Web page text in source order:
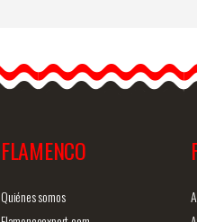
Davedans
La robe
FLAMENCO
Quiénes somos